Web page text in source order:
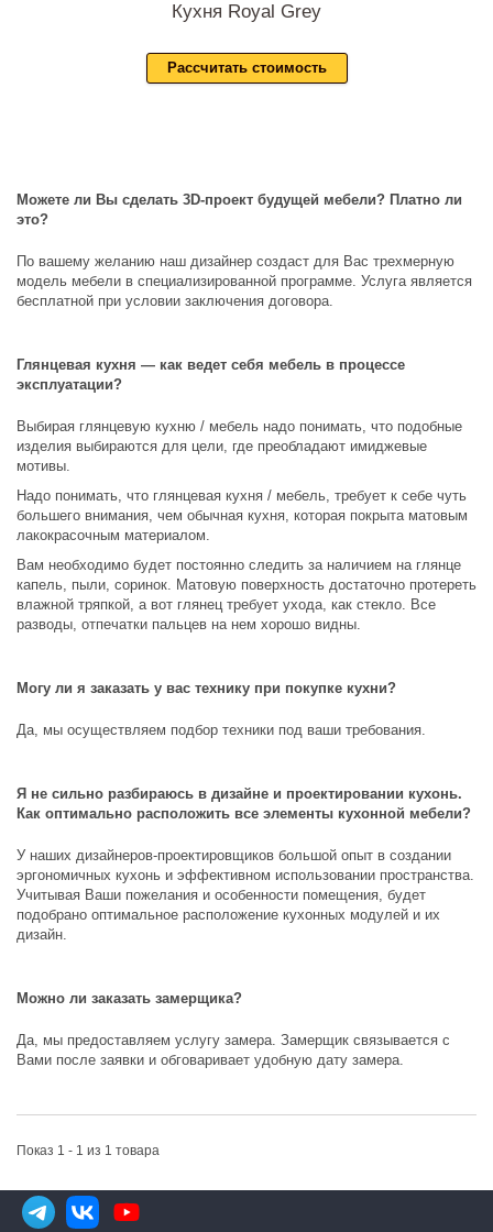
Кухня Royal Grey
Рассчитать стоимость
Можете ли Вы сделать 3D-проект будущей мебели? Платно ли
это?
По вашему желанию наш дизайнер создаст для Вас трехмерную
модель мебели в специализированной программе. Услуга является
бесплатной при условии заключения договора.
Глянцевая кухня — как ведет себя мебель в процессе
эксплуатации?
Выбирая глянцевую кухню / мебель надо понимать, что подобные
изделия выбираются для цели, где преобладают имиджевые
мотивы.
Надо понимать, что глянцевая кухня / мебель, требует к себе чуть
большего внимания, чем обычная кухня, которая покрыта матовым
лакокрасочным материалом.
Вам необходимо будет постоянно следить за наличием на глянце
капель, пыли, соринок. Матовую поверхность достаточно протереть
влажной тряпкой, а вот глянец требует ухода, как стекло. Все
разводы, отпечатки пальцев на нем хорошо видны.
Могу ли я заказать у вас технику при покупке кухни?
Да, мы осуществляем подбор техники под ваши требования.
Я не сильно разбираюсь в дизайне и проектировании кухонь.
Как оптимально расположить все элементы кухонной мебели?
У наших дизайнеров-проектировщиков большой опыт в создании
эргономичных кухонь и эффективном использовании пространства.
Учитывая Ваши пожелания и особенности помещения, будет
подобрано оптимальное расположение кухонных модулей и их
дизайн.
Можно ли заказать замерщика?
Да, мы предоставляем услугу замера. Замерщик связывается с
Вами после заявки и обговаривает удобную дату замера.
Показ 1 - 1 из 1 товара